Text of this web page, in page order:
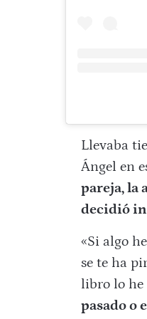
Llevaba
Ángel en
pareja, la
decidió
«Si algo
se te ha
libro lo he
pasado o